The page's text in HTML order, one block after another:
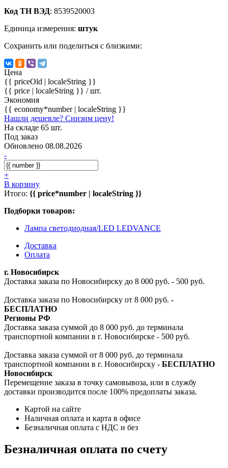
Код ТН ВЭД: 8539520003
Единица измерения: штук
Сохранить или поделиться с близкими:
Цена
{{ priceOld | localeString }}
{{ price | localeString }} / шт.
Экономия
{{ economy*number | localeString }}
Нашли дешевле? Снизим цену!
На складе 65 шт.
Под заказ
Обновлено 08.08.2026
-
+
В корзину
Итого: {{ price*number | localeString }}
Подборки товаров:
Лампа светодиодная/LED LEDVANCE
Доставка
Оплата
г. Новосибирск
Доставка заказа по Новосибирску до 8 000 руб. - 500 руб.
Доставка заказа по Новосибирску от 8 000 руб. -
БЕСПЛАТНО
Регионы РФ
Доставка заказа суммой до 8 000 руб. до терминала
транспортной компании в г. Новосибирске - 500 руб.
Доставка заказа суммой от 8 000 руб. до терминала
транспортной компании в г. Новосибирску - БЕСПЛАТНО
Новосибирск
Перемещение заказа в точку самовывоза, или в службу
доставки производится после 100% предоплаты заказа.
Картой на сайте
Наличная оплата и карта в офисе
Безналичная оплата с НДС и без
Безналичная оплата по счету